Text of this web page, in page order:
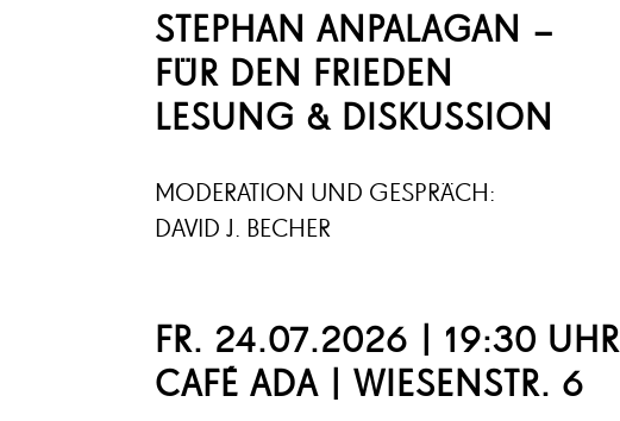
STEPHAN ANPALAGAN –
FÜR DEN FRIEDEN
LESUNG & DISKUSSION
MODERATION UND GESPRÄCH:
DAVID J. BECHER
FR. 24.07.2026 | 19:30 UHR
CAFÉ ADA | WIESENSTR. 6